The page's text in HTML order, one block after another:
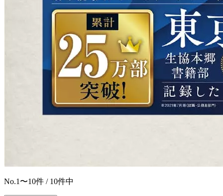
No.1〜10件 / 10件中